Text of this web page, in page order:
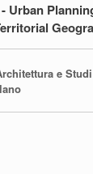
Urban
e